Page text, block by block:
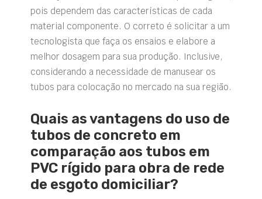
pois dependem das características de cada
material componente. O correto é solicitar a um
tecnologista que faça os ensaios e elabore a
melhor dosagem para sua produção. Inclusive,
considerando a necessidade de manusear os
tubos para colocação no mercado na sua região.
Quais as vantagens do uso de
tubos de concreto em
comparação aos tubos em
PVC rígido para obra de rede
de esgoto domiciliar?